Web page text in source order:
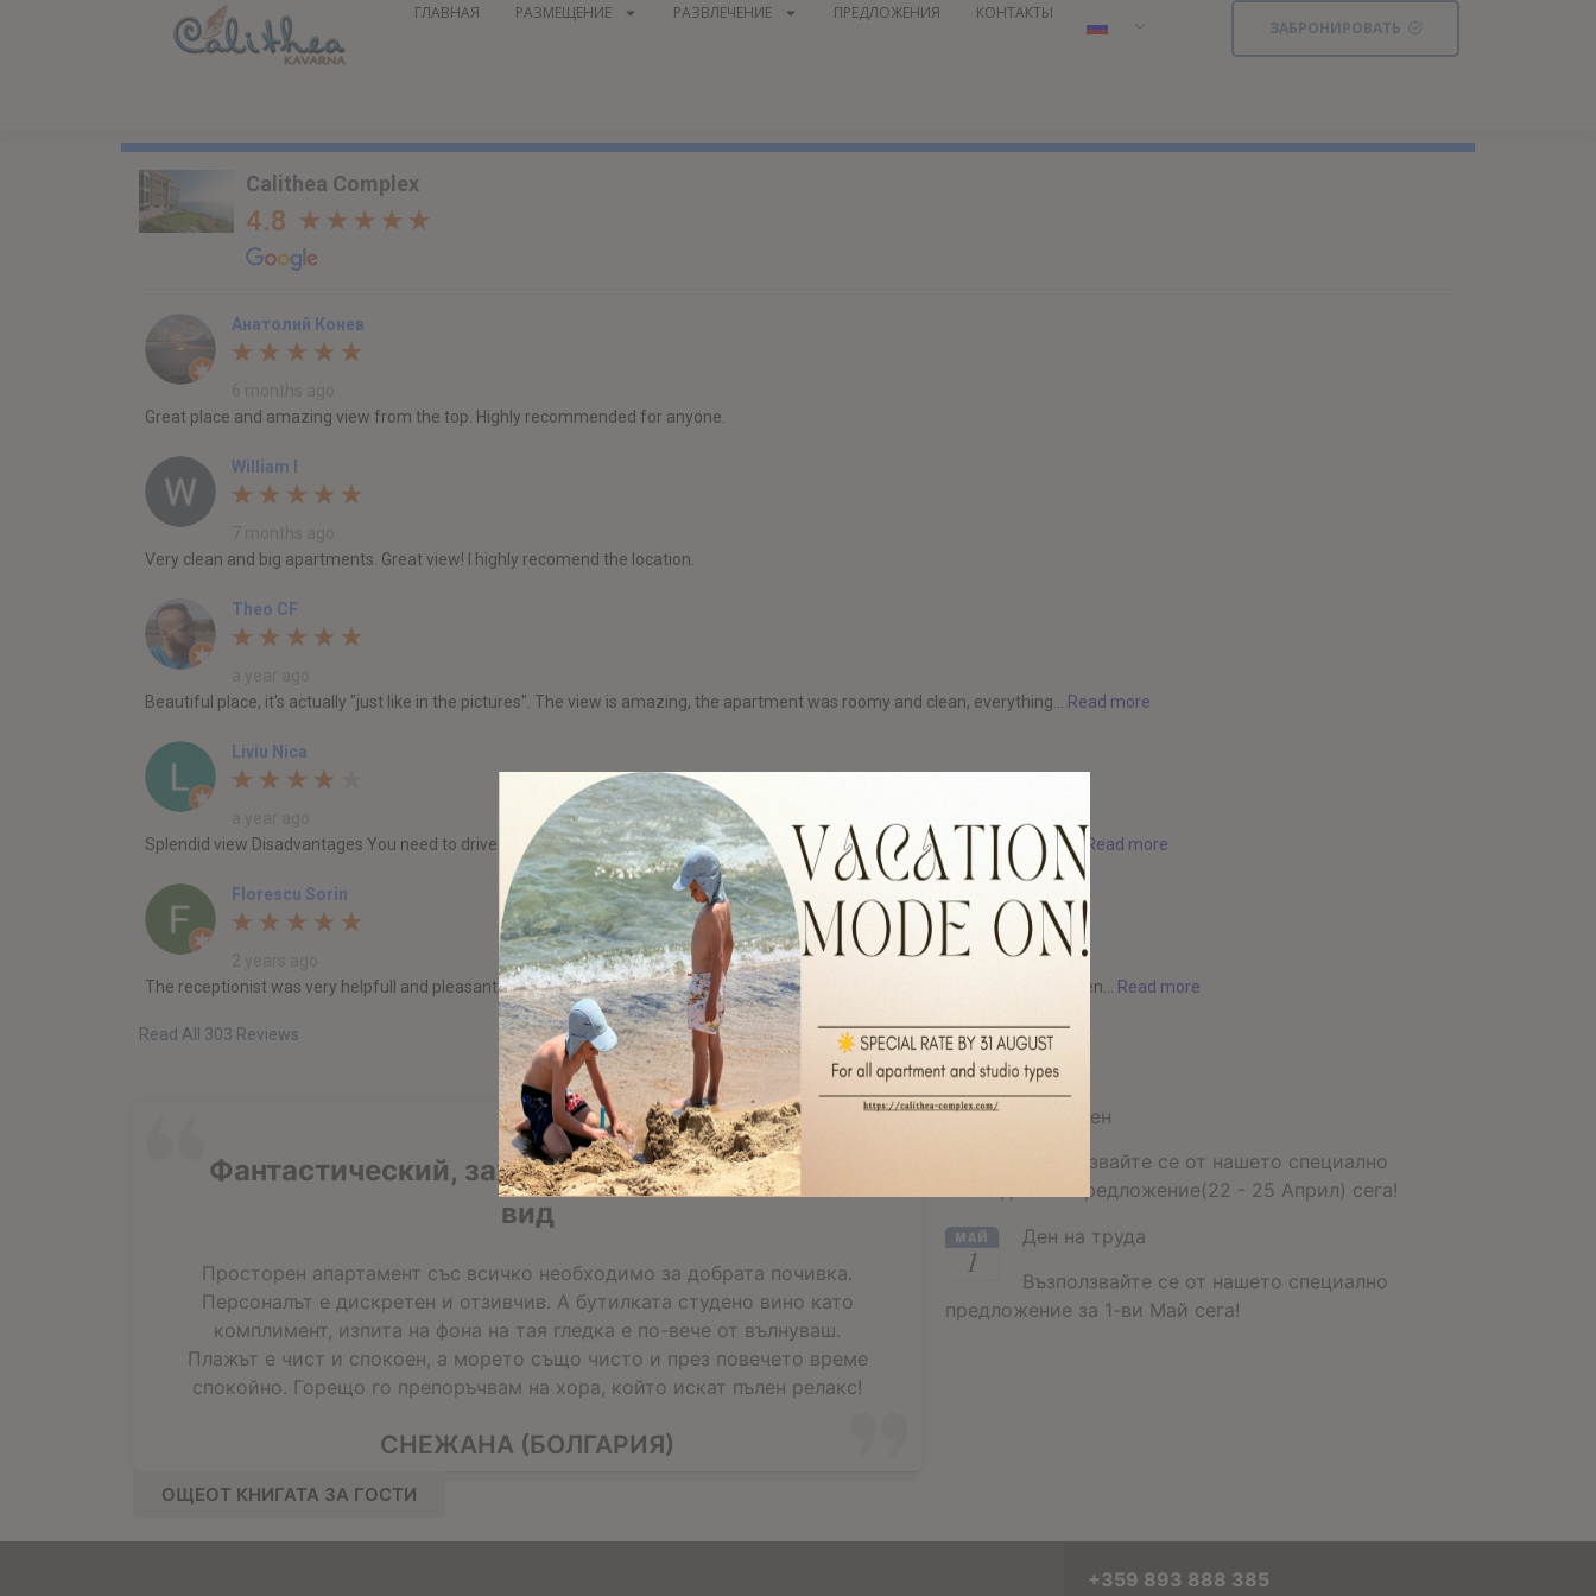
ГЛАВНАЯ РАЗМЕЩЕНИЕ РАЗВЛЕЧЕНИЕ ПРЕДЛОЖЕНИЯ КОНТАКТЫ
ЗАБРОНИРОВАТЬ
Calithea Complex
4.8
Анатолий Конев
Great place and amazing view from the top. Highly recommended for anyone.
William I
Very clean and big apartments. Great view! I highly recomend the location.
Theo CF
Beautiful place, it's actually "just like in the pictures". The view is amazing, the apartment was roomy and clean, everything...
Read more
Liviu Nica
Splendid view Disadvantages You need to drive everywhere and the roads are very very bad, No restaurants near, The beach... Read more
Florescu Sorin
The receptionist was very helpfull and pleasant, the apartment was great, the view was fantastic, everything was clean, we even...
Read more
Read All 303 Reviews
Фантастический, захватывающий дыхание,
вид
Просторен апартамент със всичко необходимо за добрата почивка.
Персоналът е дискретен и отзивчив. А бутилката студено вино като
комплимент, изпита на фона на тая гледка е по-вече от вълнуваш.
Плажът е чист и спокоен, а морето също чисто и през повечето време
спокойно. Горещо го препоръчвам на хора, който искат пълен релакс!
СНЕЖАНА (БОЛГАРИЯ)
ОЩЕОТ КНИГАТА ЗА ГОСТИ
Великден
Възползвайте се от нашето специално
Великденско предложение(22 - 25 Април) сега!
МАЙ
1
Ден на труда
Възползвайте се от нашето специално
предложение за 1-ви Май сега!
+359 893 888 385